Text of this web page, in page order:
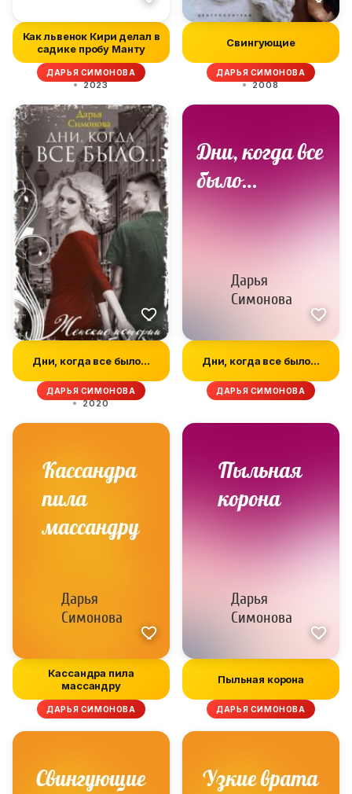
Как львенок Кири делал в
садике пробу Манту
ДАРЬЯ СИМОНОВА
2023
Свингующие
ДАРЬЯ СИМОНОВА
2008
Дни, когда все было…
ДАРЬЯ СИМОНОВА
2020
Дни, когда все было…
ДАРЬЯ СИМОНОВА
Кассандра пила
массандру
ДАРЬЯ СИМОНОВА
Пыльная корона
ДАРЬЯ СИМОНОВА